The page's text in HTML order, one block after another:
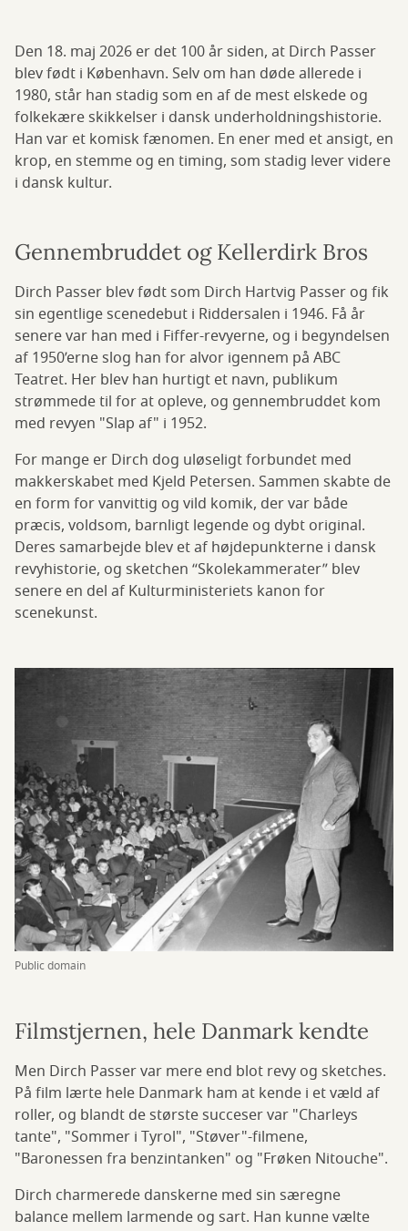
Den 18. maj 2026 er det 100 år siden, at Dirch Passer
blev født i København. Selv om han døde allerede i
1980, står han stadig som en af de mest elskede og
folkekære skikkelser i dansk underholdningshistorie.
Han var et komisk fænomen. En ener med et ansigt, en
krop, en stemme og en timing, som stadig lever videre
i dansk kultur.
Gennembruddet og Kellerdirk Bros
Dirch Passer blev født som Dirch Hartvig Passer og fik
sin egentlige scenedebut i Riddersalen i 1946. Få år
senere var han med i Fiffer-revyerne, og i begyndelsen
af 1950’erne slog han for alvor igennem på ABC
Teatret. Her blev han hurtigt et navn, publikum
strømmede til for at opleve, og gennembruddet kom
med revyen "Slap af" i 1952.
For mange er Dirch dog uløseligt forbundet med
makkerskabet med Kjeld Petersen. Sammen skabte de
en form for vanvittig og vild komik, der var både
præcis, voldsom, barnligt legende og dybt original.
Deres samarbejde blev et af højdepunkterne i dansk
revyhistorie, og sketchen “Skolekammerater” blev
senere en del af Kulturministeriets kanon for
scenekunst.
Public domain
Filmstjernen, hele Danmark kendte
Men Dirch Passer var mere end blot revy og sketches.
På film lærte hele Danmark ham at kende i et væld af
roller, og blandt de største succeser var "Charleys
tante", "Sommer i Tyrol", "Støver"-filmene,
"Baronessen fra benzintanken" og "Frøken Nitouche".
Dirch charmerede danskerne med sin særegne
balance mellem larmende og sart. Han kunne vælte